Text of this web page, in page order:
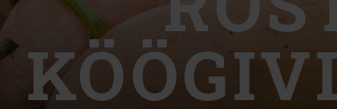
Denmark | Danmark
Estonia | Eesti
Finland | Suomi